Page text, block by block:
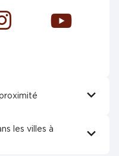
Youtube
les villes à